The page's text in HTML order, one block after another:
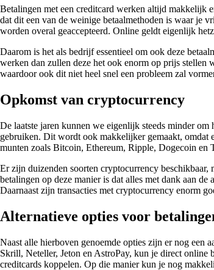
Betalingen met een creditcard werken altijd makkelijk
dat dit een van de weinige betaalmethoden is waar je
worden overal geaccepteerd. Online geldt eigenlijk
Daarom is het als bedrijf essentieel om ook deze
werken dan zullen deze het ook enorm op prijs stellen
waardoor ook dit niet heel snel een probleem zal
Opkomst van cryptocurrency
De laatste jaren kunnen we eigenlijk steeds minder
gebruiken. Dit wordt ook makkelijker gemaakt, omdat
munten zoals Bitcoin, Ethereum, Ripple, Dogecoin en
Er zijn duizenden soorten cryptocurrency beschikbaar,
betalingen op deze manier is dat alles met dank aan
Daarnaast zijn transacties met cryptocurrency enorm
Alternatieve opties voor
Naast alle hierboven genoemde opties zijn er nog een
Skrill, Neteller, Jeton en AstroPay, kun je direct online
creditcards koppelen. Op die manier kun je nog